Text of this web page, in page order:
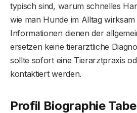
typisch sind, warum schnelles
wie man Hunde im Alltag
Informationen dienen der
ersetzen keine tierärztliche
sollte sofort eine Tierarztpraxis
kontaktiert werden.
Profil Biographie